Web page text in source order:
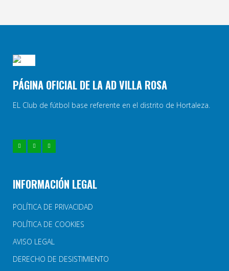
PÁGINA OFICIAL DE LA AD VILLA ROSA
EL Club de fútbol base referente en el distrito de Hortaleza.
INFORMACIÓN LEGAL
POLÍTICA DE PRIVACIDAD
POLÍTICA DE COOKIES
AVISO LEGAL
DERECHO DE DESISTIMIENTO